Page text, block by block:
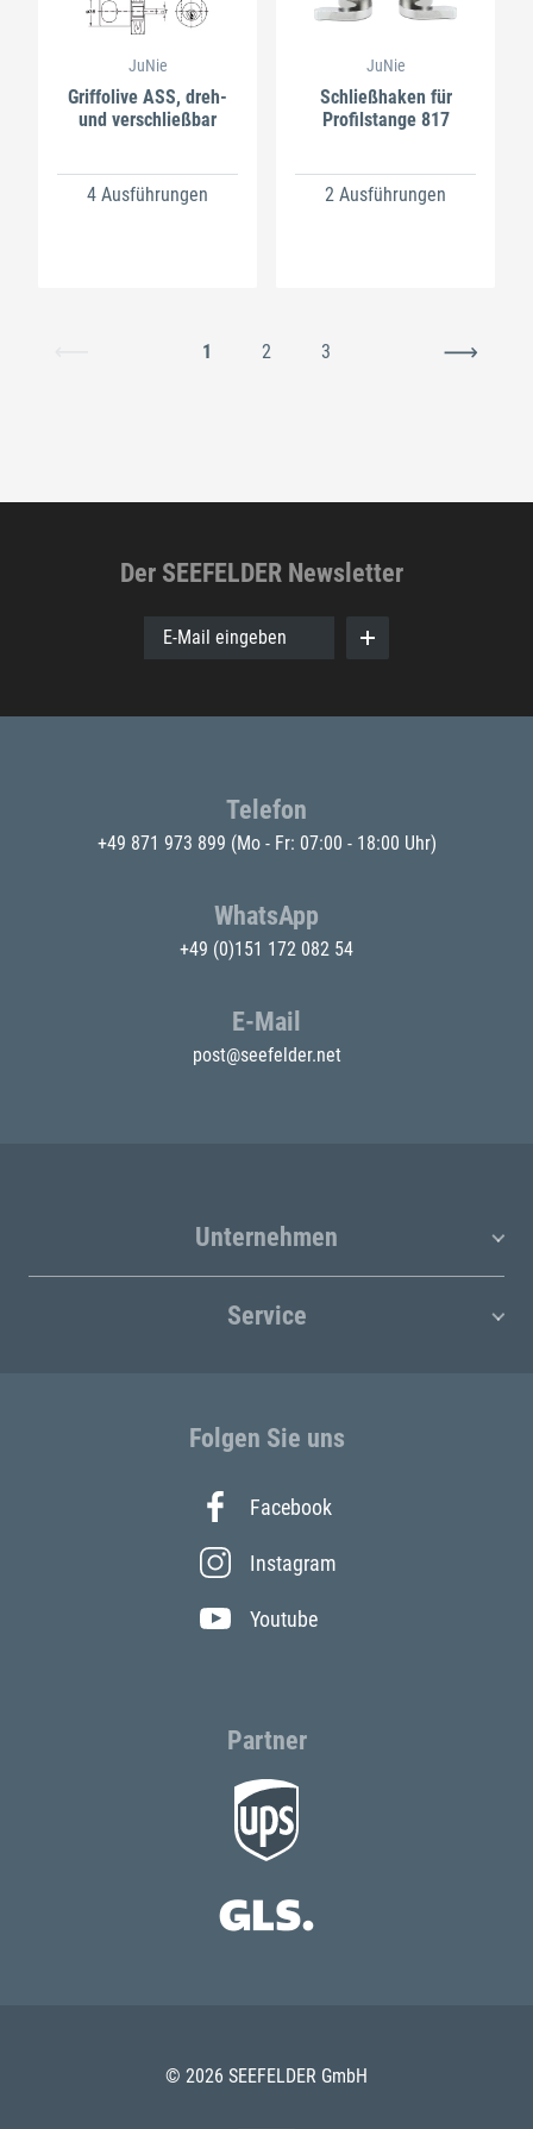
JuNie
Griffolive ASS, dreh-
und verschließbar
4 Ausführungen
JuNie
Schließhaken für
Profilstange 817
2 Ausführungen
1 2 3
Der SEEFELDER Newsletter
E-Mail eingeben
Telefon
+49 871 973 899 (Mo - Fr: 07:00 - 18:00 Uhr)
WhatsApp
+49 (0)151 172 082 54
E-Mail
post@seefelder.net
Unternehmen
Service
Folgen Sie uns
Facebook
Instagram
Youtube
Partner
© 2026 SEEFELDER GmbH